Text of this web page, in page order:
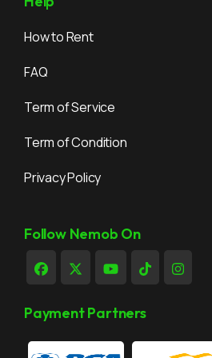
How to Rent
FAQ
Term of Service
Term of Condition
Privacy Policy
Follow Nemob On
Payment Partners